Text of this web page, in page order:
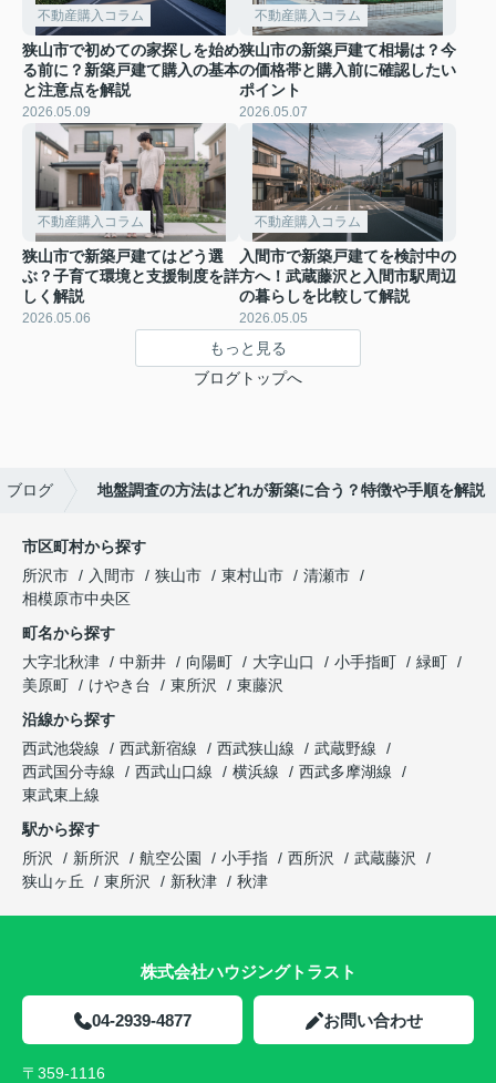
不動産購入コラム
狭山市で初めての家探しを始め
る前に？新築戸建て購入の基本
と注意点を解説
2026.05.09
不動産購入コラム
狭山市の新築戸建て相場は？今
の価格帯と購入前に確認したい
ポイント
2026.05.07
不動産購入コラム
狭山市で新築戸建てはどう選
ぶ？子育て環境と支援制度を詳
しく解説
2026.05.06
不動産購入コラム
入間市で新築戸建てを検討中の
方へ！武蔵藤沢と入間市駅周辺
の暮らしを比較して解説
2026.05.05
もっと見る
ブログトップへ
ブログ 地盤調査の方法はどれが新築に合う？特徴や手順を解説
市区町村から探す
所沢市
入間市 狭山市 東村山市
清瀬市
相模原市中央区
町名から探す
大字北秋津
中新井 向陽町 大字山口 小手指町
緑町
美原町
けやき台 東所沢
東藤沢
沿線から探す
西武池袋線
西武新宿線 西武狭山線
武蔵野線
西武国分寺線
西武山口線 横浜線
西武多摩湖線
東武東上線
駅から探す
所沢
新所沢 航空公園 小手指 西所沢
武蔵藤沢
狭山ヶ丘
東所沢 新秋津 秋津
株式会社ハウジングトラスト
04-2939-4877 お問い合わせ
〒359-1116